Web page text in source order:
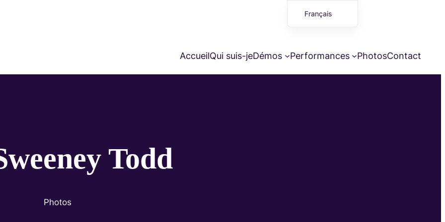
AccueilQui suis-jeDémos Performances PhotosContact
Todd
Photos
Français